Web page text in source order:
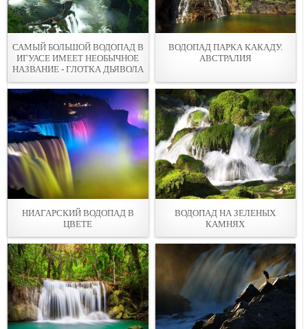
САМЫЙ БОЛЬШОЙ ВОДОПАД В
ИГУАСЕ ИМЕЕТ НЕОБЫЧНОЕ
НАЗВАНИЕ - ГЛОТКА ДЬЯВОЛА
ВОДОПАД ПАРКА КАКАДУ.
АВСТРАЛИЯ
НИАГАРСКИЙ ВОДОПАД В
ЦВЕТЕ
ВОДОПАД НА ЗЕЛЕНЫХ
КАМНЯХ